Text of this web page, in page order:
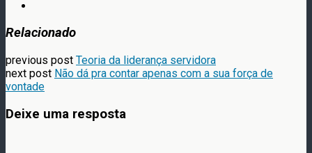
Relacionado
previous post Teoria da liderança servidora
next post Não dá pra contar apenas com a sua força de
vontade
Deixe uma resposta